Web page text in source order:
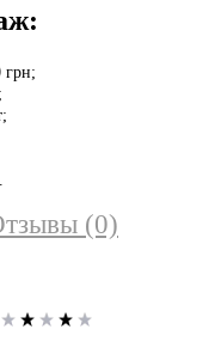
грн;
(0)